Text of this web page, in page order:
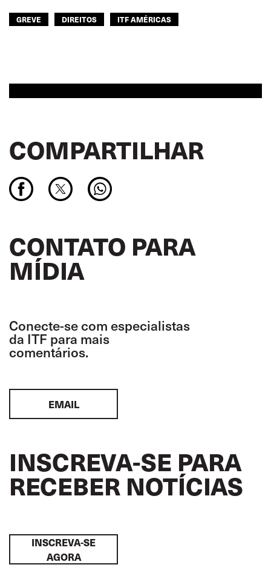
GREVE DIREITOS ITF AMÉRICAS
COMPARTILHAR
CONTATO PARA
MÍDIA
Conecte-se com especialistas
da ITF para mais
comentários.
EMAIL
INSCREVA-SE PARA
RECEBER NOTÍCIAS
INSCREVA-SE
AGORA